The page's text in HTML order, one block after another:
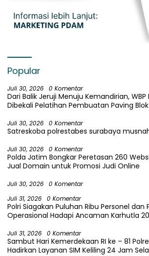
Popular
Juli 30, 2026 0 Komentar
Dari Balik Jeruji Menuju Kemandirian, WBP
Dibekali Pelatihan Pembuatan Paving
Juli 30, 2026 0 Komentar
Satreskoba polrestabes surabaya
Juli 30, 2026 0 Komentar
Polda Jatim Bongkar Peretasan 260
Jual Domain untuk Promosi Judi Online
Juli 30, 2026
0 Komentar
Juli 31, 2026
0 Komentar
Polri Siagakan Puluhan Ribu Personel dan
Operasional Hadapi Ancaman Karhutla
Juli 31, 2026 0 Komentar
Sambut Hari Kemerdekaan RI ke – 81
Hadirkan Layanan SIM Keliling 24 Jam